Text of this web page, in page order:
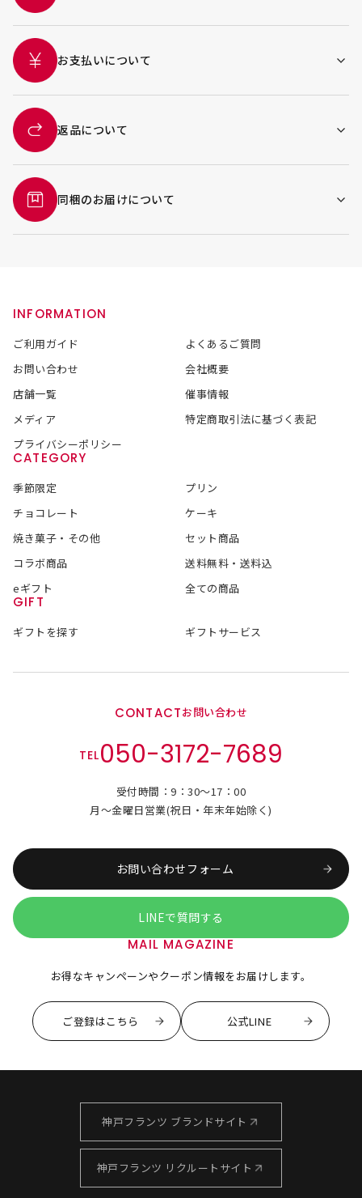
お支払いについて
返品について
同梱のお届けについて
INFORMATION
ご利用ガイド
よくあるご質問
お問い合わせ
会社概要
店舗一覧
催事情報
メディア
特定商取引法に基づく表記
プライバシーポリシー
CATEGORY
季節限定
プリン
チョコレート
ケーキ
焼き菓子・その他
セット商品
コラボ商品
送料無料・送料込
eギフト
全ての商品
GIFT
ギフトを探す ギフトサービス
CONTACTお問い合わせ
TEL050-3172-7689
受付時間：9：30～17：00
月～金曜日営業(祝日・年末年始除く)
お問い合わせフォーム
LINEで質問する
MAIL MAGAZINE
お得なキャンペーンやクーポン情報をお届けします。
ご登録はこちら 公式LINE
神戸フランツ ブランドサイト
神戸フランツ リクルートサイト